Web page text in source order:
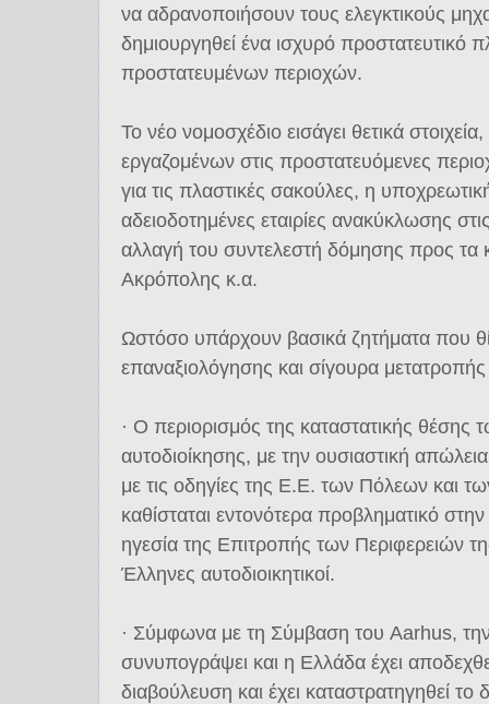
να αδρανοποιήσουν τους ελεγκτικούς
δημιουργηθεί ένα ισχυρό προστατευτικό
προστατευμένων περιοχών.
Το νέο νομοσχέδιο εισάγει θετικά
εργαζομένων στις προστατευόμενες
για τις πλαστικές σακούλες, η
αδειοδοτημένες εταιρίες ανακύκλωσης
αλλαγή του συντελεστή δόμησης προς τα
Ακρόπολης κ.α.
Ωστόσο υπάρχουν βασικά ζητήματα που
επαναξιολόγησης και σίγουρα
· Ο περιορισμός της καταστατικής θέσης
αυτοδιοίκησης, με την ουσιαστική
με τις οδηγίες της Ε.Ε. των Πόλεων και
καθίσταται εντονότερα προβληματικό
ηγεσία της Επιτροπής των Περιφερειών
Έλληνες αυτοδιοικητικοί.
· Σύμφωνα με τη Σύμβαση του Aarhus,
συνυπογράψει και η Ελλάδα έχει
διαβούλευση και έχει καταστρατηγηθεί το